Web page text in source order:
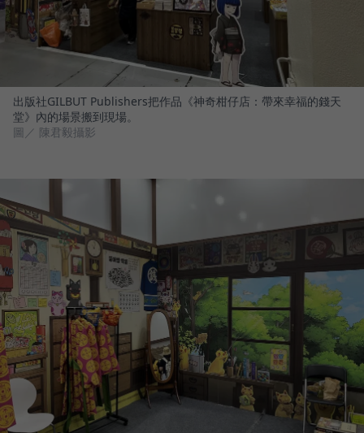
出版社GILBUT Publishers把作品《神奇柑仔店：帶來幸福的錢天
堂》內的場景搬到現場。
圖／ 陳君毅攝影